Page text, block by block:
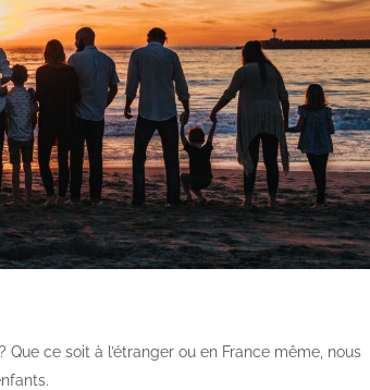
ce soit à l’étranger ou en France même, nous